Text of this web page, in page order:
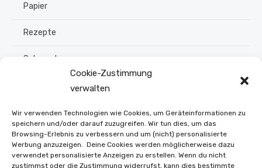
Cookie-Zustimmung
verwalten
Wir verwenden Technologien wie Cookies, um Geräteinformationen zu
speichern und/oder darauf zuzugreifen. Wir tun dies, um das
Browsing-Erlebnis zu verbessern und um (nicht) personalisierte
Werbung anzuzeigen. Deine Cookies werden möglicherweise dazu
verwendet personalisierte Anzeigen zu erstellen. Wenn du nicht
zustimmst oder die Zustimmung widerrufst, kann dies bestimmte
Papier
Rezepte
Schmuck
Upcycling
Stroh flechten
Weihnachten